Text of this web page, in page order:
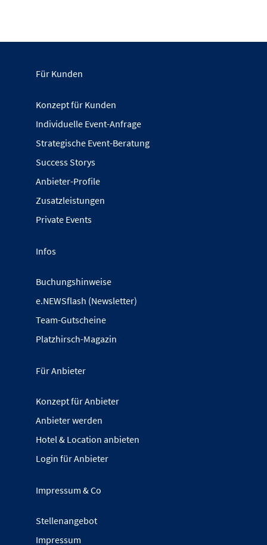
Für Kunden
Konzept für Kunden
Individuelle Event-Anfrage
Strategische Event-Beratung
Success Storys
Anbieter-Profile
Zusatzleistungen
Private Events
Infos
Buchungshinweise
e.NEWSflash (Newsletter)
Team-Gutscheine
Platzhirsch-Magazin
Für Anbieter
Konzept für Anbieter
Anbieter werden
Hotel & Location anbieten
Login für Anbieter
Impressum & Co
Stellenangebot
Impressum